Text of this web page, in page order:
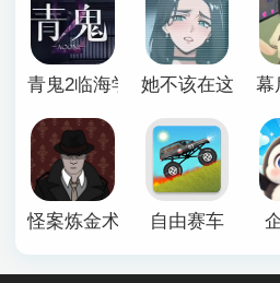
青鬼2临海学校她不该在这里官
幕
怪案炼金术师 自由赛车